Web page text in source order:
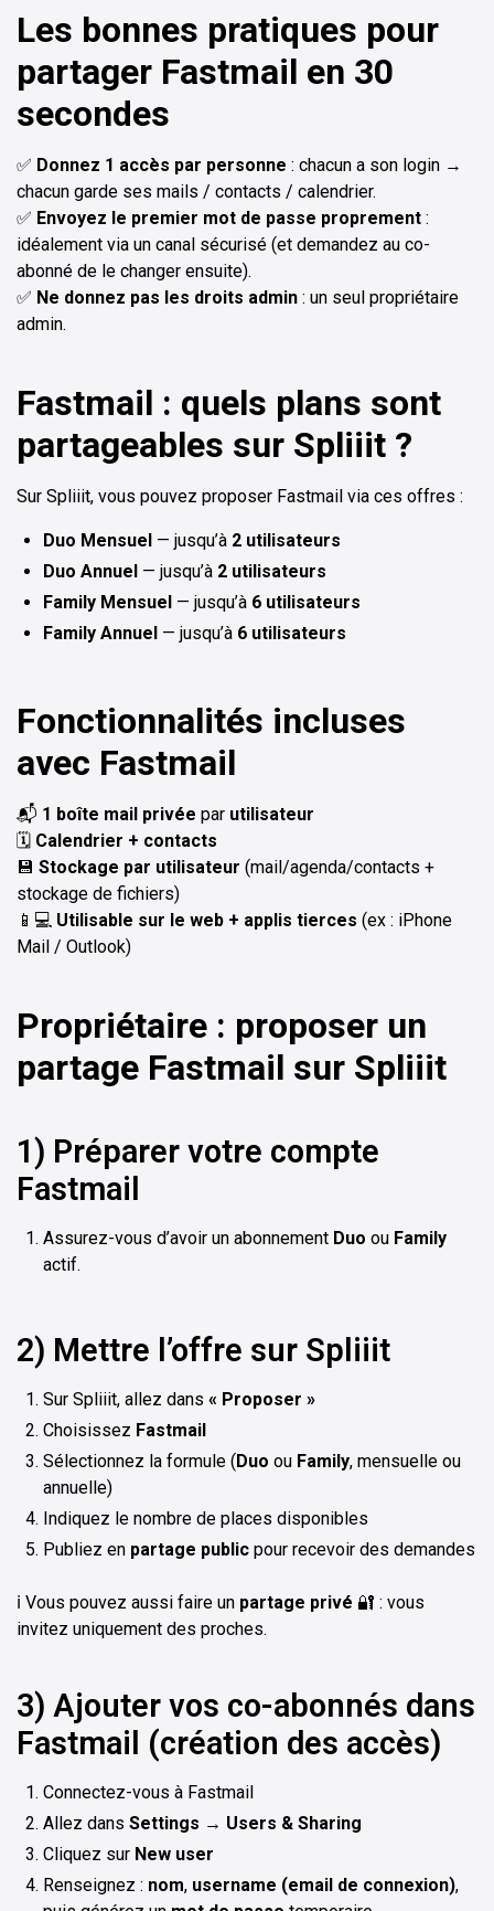
Les bonnes pratiques pour
partager Fastmail en 30
secondes
✅ Donnez 1 accès par personne : chacun a son login →
chacun garde ses mails / contacts / calendrier.
✅ Envoyez le premier mot de passe proprement :
idéalement via un canal sécurisé (et demandez au co-
abonné de le changer ensuite).
✅ Ne donnez pas les droits admin : un seul propriétaire
admin.
Fastmail : quels plans sont
partageables sur Spliiit ?
Sur Spliiit, vous pouvez proposer Fastmail via ces offres :
Duo Mensuel — jusqu’à 2 utilisateurs
Duo Annuel — jusqu’à 2 utilisateurs
Family Mensuel — jusqu’à 6 utilisateurs
Family Annuel — jusqu’à 6 utilisateurs
Fonctionnalités incluses
avec Fastmail
📬 1 boîte mail privée par utilisateur
🗓️ Calendrier + contacts
💾 Stockage par utilisateur (mail/agenda/contacts +
stockage de fichiers)
📱💻 Utilisable sur le web + applis tierces (ex : iPhone
Mail / Outlook)
Propriétaire : proposer un
partage Fastmail sur Spliiit
1) Préparer votre compte
Fastmail
Assurez-vous d’avoir un abonnement Duo ou Family
actif.
2) Mettre l’offre sur Spliiit
Sur Spliiit, allez dans « Proposer »
Choisissez Fastmail
Sélectionnez la formule ( Duo ou Family, mensuelle ou
annuelle)
Indiquez le nombre de places disponibles
Publiez en partage public pour recevoir des demandes
ℹ️ Vous pouvez aussi faire un partage privé 🔐 : vous
invitez uniquement des proches.
3) Ajouter vos co-abonnés dans
Fastmail (création des accès)
Connectez-vous à Fastmail
Allez dans Settings → Users & Sharing
Cliquez sur New user
Renseignez : nom, username (email de connexion),